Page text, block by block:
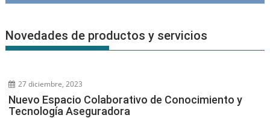
Novedades de productos y servicios
27 diciembre, 2023
Nuevo Espacio Colaborativo de Conocimiento y
Tecnología Aseguradora